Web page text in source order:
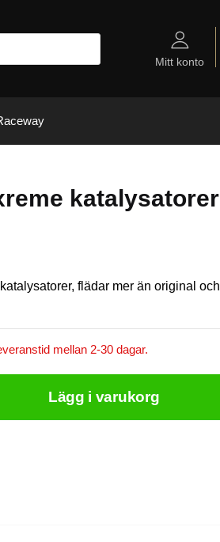
Mitt konto
katalysatorer
flädar mer än original och
mellan 2-30 dagar.
Lägg i varukorg